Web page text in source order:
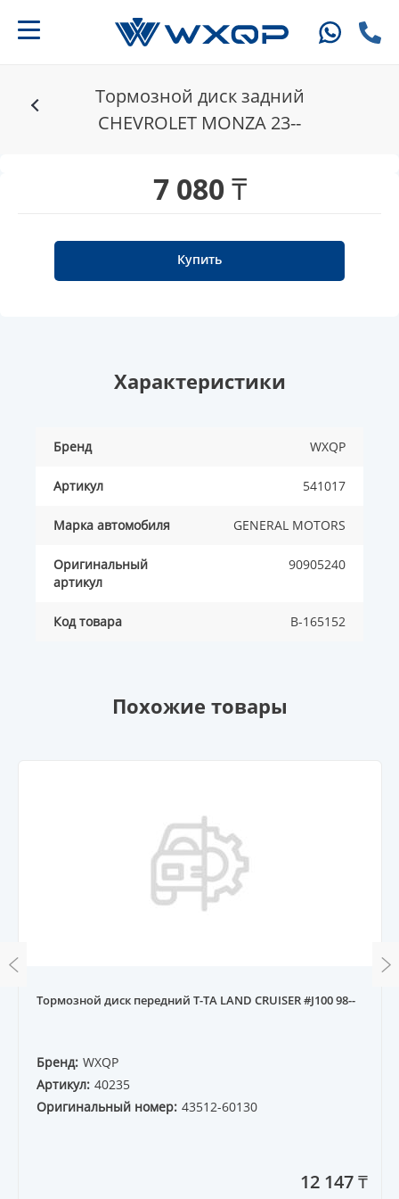
Тормозной диск задний
CHEVROLET MONZA 23--
7 080 ₸
Купить
Характеристики
Бренд WXQP
Артикул 541017
Марка автомобиля GENERAL MOTORS
Оригинальный
артикул
90905240
Код товара B-165152
Похожие товары
Тормозной диск передний T-TA LAND CRUISER #J100 98--
Бренд: WXQP
Артикул: 40235
Оригинальный номер: 43512-60130
12 147 ₸